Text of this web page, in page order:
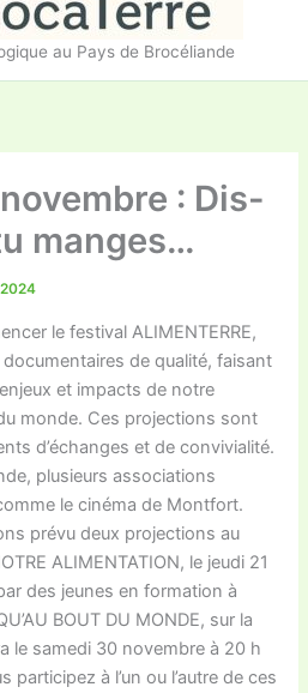
au Pays de Brocéliande
: Dis-
manges…
le festival ALIMENTERRE,
de qualité, faisant
et impacts de notre
monde. Ces projections sont
d’échanges et de convivialité.
plusieurs associations
le cinéma de Montfort.
prévu deux projections au
ALIMENTATION, le jeudi 21
des jeunes en formation à
BOUT DU MONDE, sur la
le samedi 30 novembre à 20 h
participez à l’un ou l’autre de ces